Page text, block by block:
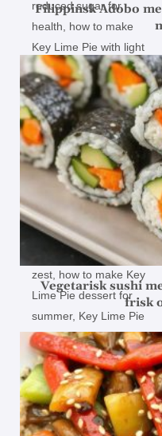
Filippinsk Adobo
Vegetarisk sushi
frisk